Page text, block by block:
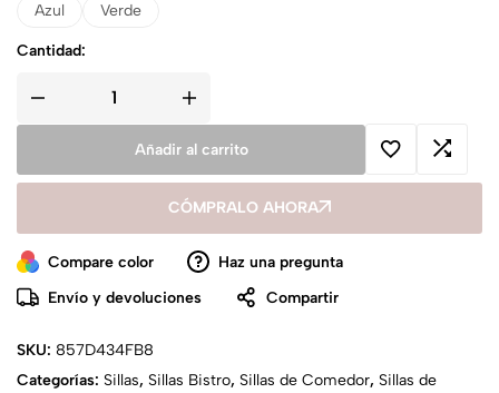
Azul Verde
Cantidad:
Añadir al carrito
CÓMPRALO AHORA
Compare color
Haz una pregunta
Envío y devoluciones
Compartir
SKU: 857D434FB8
Categorías: Sillas, Sillas Bistro, Sillas de Comedor, Sillas de